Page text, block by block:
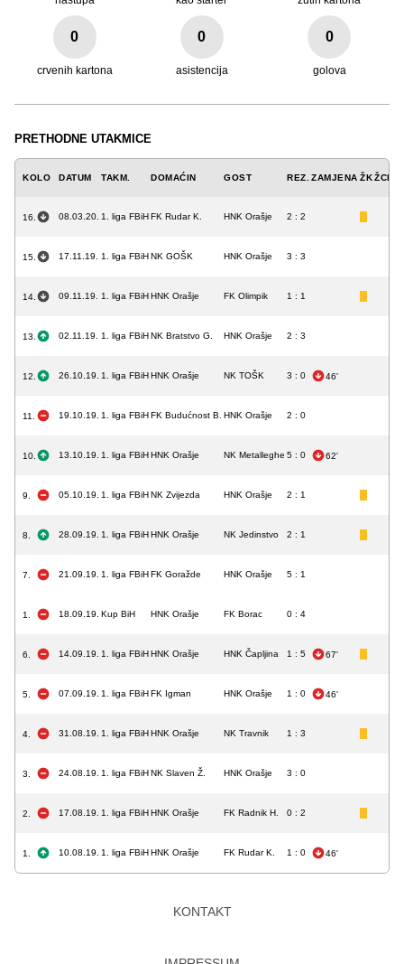
0
crvenih kartona
0
asistencija
0
golova
PRETHODNE UTAKMICE
KOLO DATUM TAKM. DOMAĆIN GOST REZ. ZAMJENA ŽKŽCK
16. 08.03.20. 1. liga FBiHFK Rudar K. HNK Orašje 2 : 2
15. 17.11.19. 1. liga FBiHNK GOŠK HNK Orašje 3 : 3
14. 09.11.19. 1. liga FBiHHNK Orašje FK Olimpik 1 : 1
13. 02.11.19. 1. liga FBiHNK Bratstvo G. HNK Orašje 2 : 3
12. 26.10.19. 1. liga FBiHHNK Orašje NK TOŠK 3 : 0 46'
11. 19.10.19. 1. liga FBiHFK Budućnost B. HNK Orašje 2 : 0
10. 13.10.19. 1. liga FBiHHNK Orašje NK Metalleghe 5 : 0 62'
9. 05.10.19. 1. liga FBiHNK Zvijezda HNK Orašje 2 : 1
8. 28.09.19. 1. liga FBiHHNK Orašje NK Jedinstvo 2 : 1
7. 21.09.19. 1. liga FBiHFK Goražde HNK Orašje 5 : 1
1. 18.09.19. Kup BiH HNK Orašje FK Borac 0 : 4
6. 14.09.19. 1. liga FBiHHNK Orašje HNK Čapljina 1 : 5 67'
5. 07.09.19. 1. liga FBiHFK Igman HNK Orašje 1 : 0 46'
4. 31.08.19. 1. liga FBiHHNK Orašje NK Travnik 1 : 3
3. 24.08.19. 1. liga FBiHNK Slaven Ž. HNK Orašje 3 : 0
2. 17.08.19. 1. liga FBiHHNK Orašje FK Radnik H. 0 : 2
1. 10.08.19. 1. liga FBiHHNK Orašje FK Rudar K. 1 : 0 46'
KONTAKT